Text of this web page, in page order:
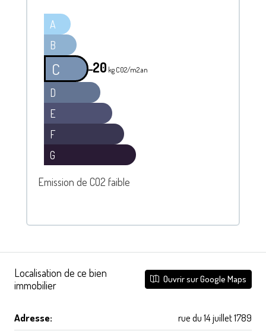
A
B
C ━20 kg C02/m2.an
D
E
F
G
Emission de CO2 faible
Localisation de ce bien
immobilier
Ouvrir sur Google Maps
Adresse:
rue du 14 juillet 1789